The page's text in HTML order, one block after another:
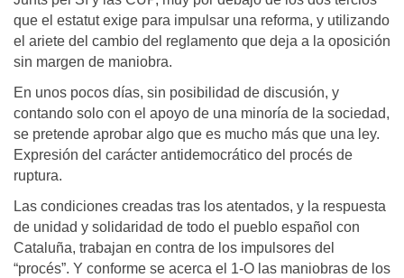
que el estatut exige para impulsar una reforma, y utilizando
el ariete del cambio del reglamento que deja a la oposición
sin margen de maniobra.
En unos pocos días, sin posibilidad de discusión, y
contando solo con el apoyo de una minoría de la sociedad,
se pretende aprobar algo que es mucho más que una ley.
Expresión del carácter antidemocrático del procés de
ruptura.
Las condiciones creadas tras los atentados, y la respuesta
de unidad y solidaridad de todo el pueblo español con
Cataluña, trabajan en contra de los impulsores del
“procés”. Y conforme se acerca el 1-O las maniobras de los